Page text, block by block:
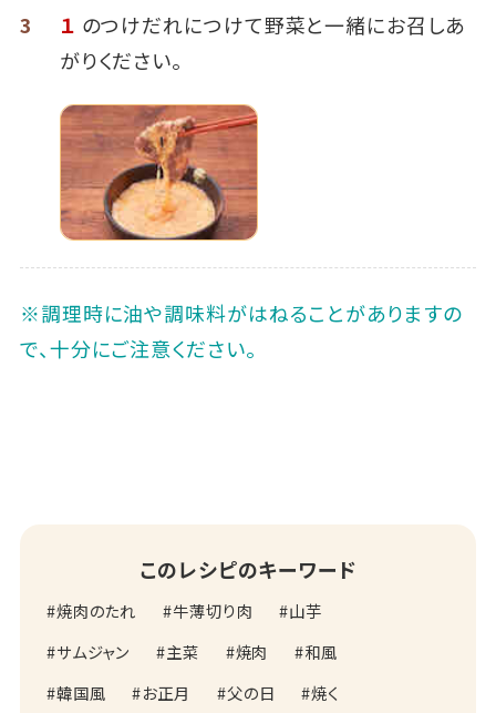
3 １ のつけだれにつけて野菜と一緒にお召しあ
がりください。
※調理時に油や調味料がはねることがありますの
で、十分にご注意ください｡
このレシピのキーワード
焼肉のたれ 牛薄切り肉
山芋
サムジャン
主菜 焼肉
和風
韓国風
お正月 父の日 焼く